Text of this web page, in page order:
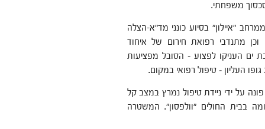
משפחתי.
"איילון" בסיוע כונני מד"א-הצלה
וכן מתנדבי רפואת חירום של איחוד
ים העניקו לפצוע – הסובל מפציעות
העליון – טיפול רפואי במקום.
על ידי ניידת טיפול נמרץ במצב קל
בבית החולים "וולפסון". המשטרה